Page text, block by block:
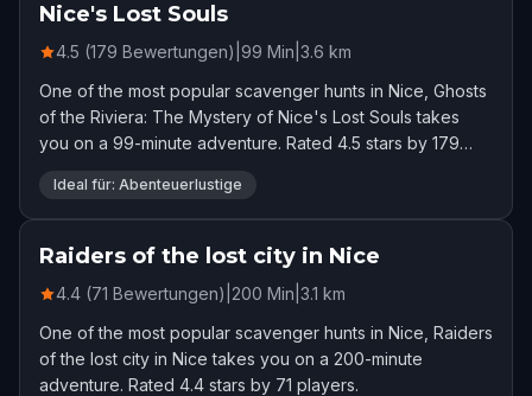
Nice's Lost Souls
4.5 (179 Bewertungen) 99 Min 3.6 km
One of the most popular scavenger hunts in Nice, Ghosts
of the Riviera: The Mystery of Nice's Lost Souls takes
you on a 99-minute adventure. Rated 4.5 stars by 179
players.
Ideal für: Abenteuerlustige
Raiders of the lost city in Nice
4.4 (71 Bewertungen) 200 Min 3.1 km
One of the most popular scavenger hunts in Nice, Raiders
of the lost city in Nice takes you on a 200-minute
adventure. Rated 4.4 stars by 71 players.